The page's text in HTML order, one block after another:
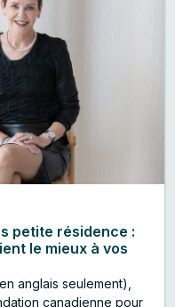
petite résidence :
le mieux à vos
anglais seulement),
canadienne pour